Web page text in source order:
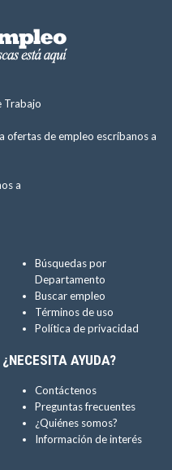
Trabajo
ofertas de empleo escríbanos a
a
Búsquedas por
Departamento
Buscar empleo
Términos de uso
Política de privacidad
¿NECESITA AYUDA?
Contáctenos
Preguntas frecuentes
¿Quiénes somos?
Información de interés